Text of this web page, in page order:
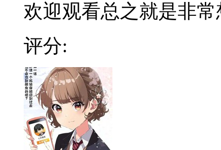
欢迎观看总之就是非常
评分: